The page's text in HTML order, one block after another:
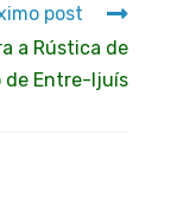
post
a Rústica de
de Entre-Ijuís